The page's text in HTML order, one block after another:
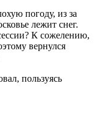
погоду, из за
лежит снег.
К сожелению,
вернулся
пользуясь